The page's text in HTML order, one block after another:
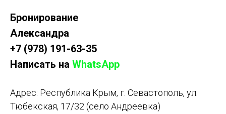
Бронирование
Александра
+7 (978) 191-63-35
Написать на WhatsApp
Адрес: Республика Крым, г. Севастополь, ул.
Тюбекская, 17/32 (село Андреевка)